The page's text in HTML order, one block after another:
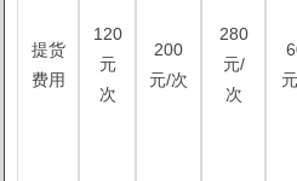
提货
费用
120
元
次
200
元/次
280
元/
次